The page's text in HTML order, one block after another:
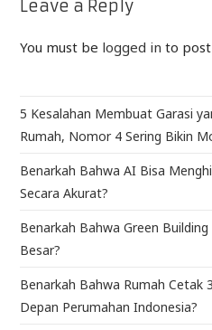
Leave a Reply
You must be logged in to
5 Kesalahan Membuat Garasi
Rumah, Nomor 4 Sering Bikin
Benarkah Bahwa AI Bisa
Secara Akurat?
Benarkah Bahwa Green
Besar?
Benarkah Bahwa Rumah Cetak
Depan Perumahan Indonesia?